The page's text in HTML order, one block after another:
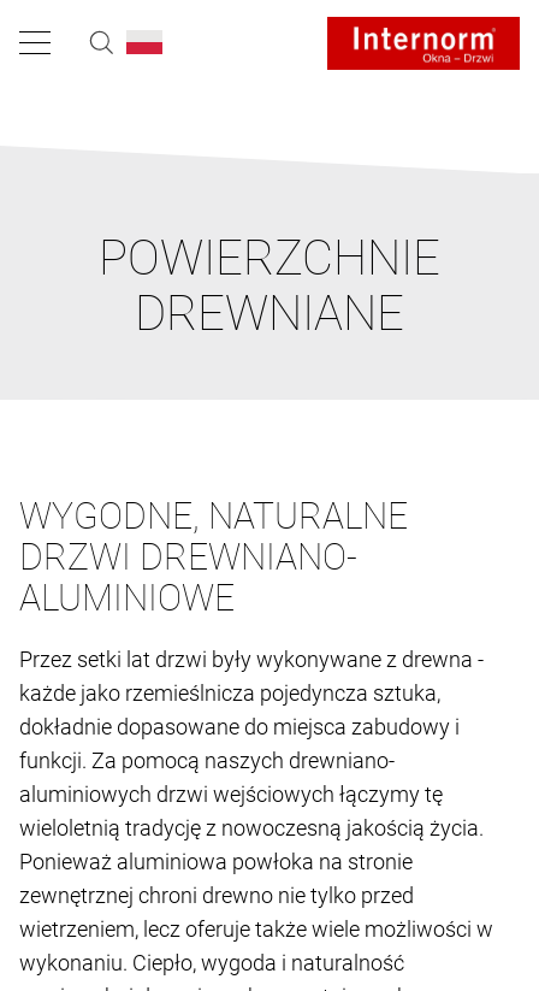
POWIERZCHNIE
DREWNIANE
WYGODNE, NATURALNE
DRZWI DREWNIANO-
ALUMINIOWE
Przez setki lat drzwi były wykonywane z drewna -
każde jako rzemieślnicza pojedyncza sztuka,
dokładnie dopasowane do miejsca zabudowy i
funkcji. Za pomocą naszych drewniano-
aluminiowych drzwi wejściowych łączymy tę
wieloletnią tradycję z nowoczesną jakością życia.
Ponieważ aluminiowa powłoka na stronie
zewnętrznej chroni drewno nie tylko przed
wietrzeniem, lecz oferuje także wiele możliwości w
wykonaniu. Ciepło, wygoda i naturalność